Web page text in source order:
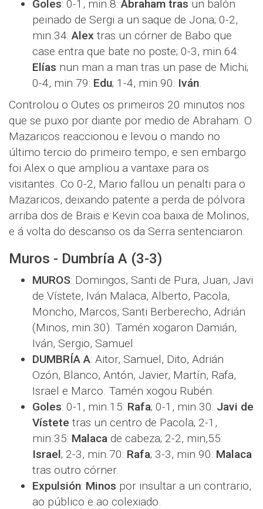
Goles: 0-1, min.8:Abraham tras un balón
peinado de Sergi a un saque de Jona; 0-2,
min.34:Alex tras un córner de Babo que
case entra que bate no poste; 0-3, min.64:
Elías nun man a man tras un pase de Michi;
0-4, min.79: Edu; 1-4, min.90: Iván.
Controlou o Outes os primeiros 20 minutos nos
que se puxo por diante por medio de Abraham. O
Mazaricos reaccionou e levou o mando no
último tercio do primeiro tempo, e sen embargo
foi Alex o que ampliou a vantaxe para os
visitantes. Co 0-2, Mario fallou un penalti para o
Mazaricos, deixando patente a perda de pólvora
arriba dos de Brais e Kevin coa baixa de Molinos,
e á volta do descanso os da Serra sentenciaron.
Muros - Dumbría A (3-3)
MUROS: Domingos, Santi de Pura, Juan, Javi
de Vístete, Iván Malaca, Alberto, Pacola,
Moncho, Marcos, Santi Berberecho, Adrián
(Minos, min.30). Tamén xogaron Damián,
Iván, Sergio, Samuel.
DUMBRÍA A: Aitor, Samuel, Dito, Adrián
Ozón, Blanco, Antón, Javier, Martín, Rafa,
Israel e Marco. Tamén xogou Rubén.
Goles: 0-1, min.15: Rafa; 0-1, min.30: Javi de
Vístete tras un centro de Pacola; 2-1,
min.35: Malaca de cabeza; 2-2, min,55:
Israel; 2-3, min.70: Rafa; 3-3, min.90: Malaca
tras outro córner.
Expulsión: Minos por insultar a un contrario,
ao público e ao colexiado.